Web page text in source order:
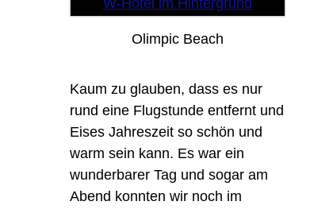
Olimpic Beach
Kaum zu glauben, dass es nur
rund eine Flugstunde entfernt und
Eises Jahreszeit so schön und
warm sein kann. Es war ein
wunderbarer Tag und sogar am
Abend konnten wir noch im